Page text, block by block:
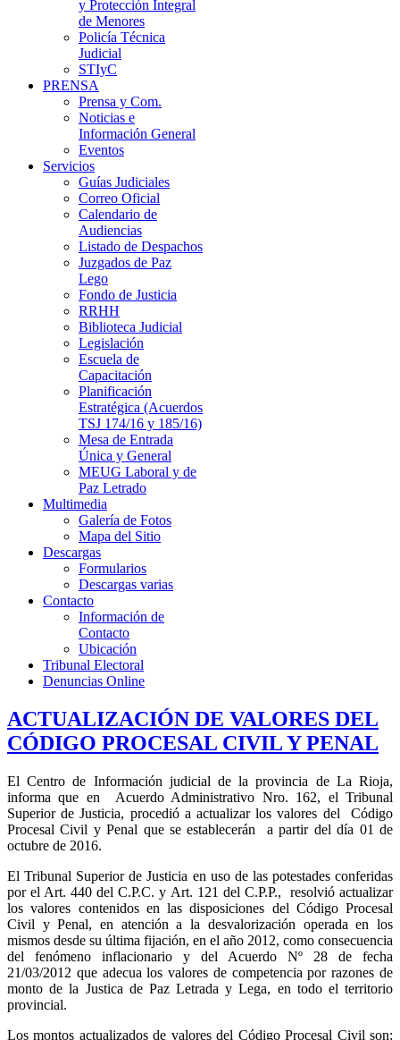
y Protección Integral
de Menores
Policía Técnica
Judicial
STIyC
PRENSA
Prensa y Com.
Noticias e
Información General
Eventos
Servicios
Guías Judiciales
Correo Oficial
Calendario de
Audiencias
Listado de Despachos
Juzgados de Paz
Lego
Fondo de Justicia
RRHH
Biblioteca Judicial
Legislación
Escuela de
Capacitación
Planificación
Estratégica (Acuerdos
TSJ 174/16 y 185/16)
Mesa de Entrada
Única y General
MEUG Laboral y de
Paz Letrado
Multimedia
Galería de Fotos
Mapa del Sitio
Descargas
Formularios
Descargas varias
Contacto
Información de
Contacto
Ubicación
Tribunal Electoral
Denuncias Online
ACTUALIZACIÓN DE VALORES DEL
CÓDIGO PROCESAL CIVIL Y PENAL
El Centro de Información judicial de la provincia de La Rioja,
informa que en Acuerdo Administrativo Nro. 162, el Tribunal
Superior de Justicia, procedió a actualizar los valores del Código
Procesal Civil y Penal que se establecerán a partir del día 01 de
octubre de 2016.
El Tribunal Superior de Justicia en uso de las potestades conferidas
por el Art. 440 del C.P.C. y Art. 121 del C.P.P., resolvió actualizar
los valores contenidos en las disposiciones del Código Procesal
Civil y Penal, en atención a la desvalorización operada en los
mismos desde su última fijación, en el año 2012, como consecuencia
del fenómeno inflacionario y del Acuerdo Nº 28 de fecha
21/03/2012 que adecua los valores de competencia por razones de
monto de la Justica de Paz Letrada y Lega, en todo el territorio
provincial.
Los montos actualizados de valores del Código Procesal Civil son: